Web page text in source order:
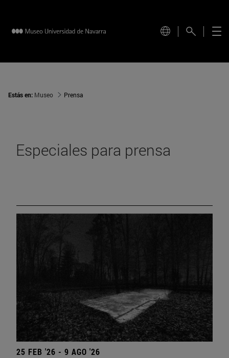
Estás en: Museo Prensa
Especiales para prensa
25 FEB '26 - 9 AGO '26